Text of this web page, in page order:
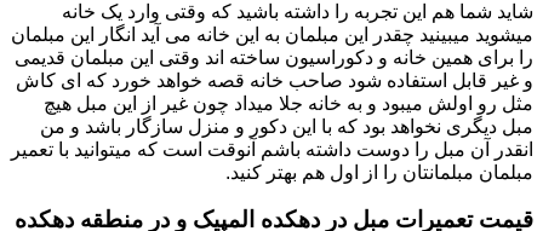
شاید شما هم این تجربه را داشته باشید که وقتی وارد یک خانه
میشوید میبینید چقدر این مبلمان به این خانه می آید انگار این مبلمان
را برای همین خانه و دکوراسیون ساخته اند وقتی این مبلمان قدیمی
و غیر قابل استفاده شود صاحب خانه قصه خواهد خورد که ای کاش
مثل رو اولش میبود و به خانه جلا میداد چون غیر از این مبل هیچ
مبل دیگری نخواهد بود که با این دکور و منزل سازگار باشد و من
انقدر آن مبل را دوست داشته باشم آنوقت است که میتوانید با تعمیر
مبلمان مبلمانتان را از اول هم بهتر کنید.
قیمت تعمیرات مبل در دهکده المپیک و در منطقه دهکده